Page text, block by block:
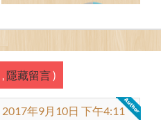
隱藏留言)
2017年9月10日 下午4:11